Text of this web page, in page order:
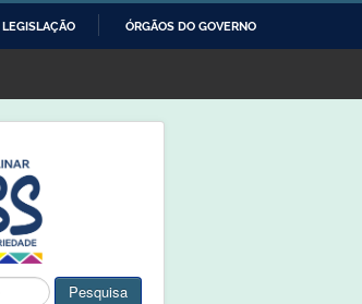
LEGISLAÇÃO ÓRGÃOS DO GOVERNO
Pesquisa